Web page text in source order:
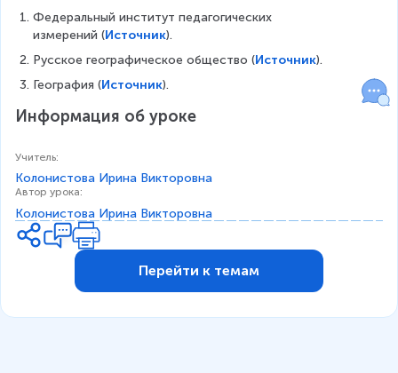
Федеральный институт педагогических
измерений (Источник).
Русское географическое общество (Источник).
География (Источник).
Информация об уроке
Учитель:
Колонистова Ирина Викторовна
Автор урока:
Колонистова Ирина Викторовна
Перейти к темам